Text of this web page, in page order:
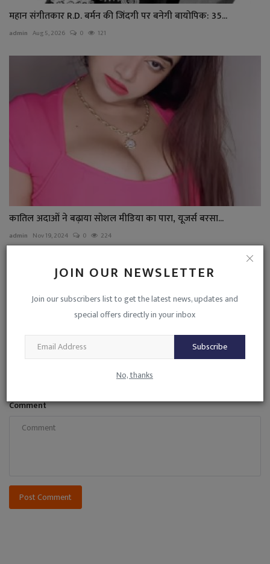
JOIN OUR NEWSLETTER
Join our subscribers list to get the latest news, updates and
special offers directly in your inbox
Subscribe
No, thanks
महान संगीतकार R.D. बर्मन की जिंदगी पर बनेगी बायोपिक: 35...
admin Aug 5, 2026 0 121
कातिल अदाओं ने बढ़ाया सोशल मीडिया का पारा, यूजर्स बरसा...
admin Nov 19, 2024 0 224
Comment
Post Comment